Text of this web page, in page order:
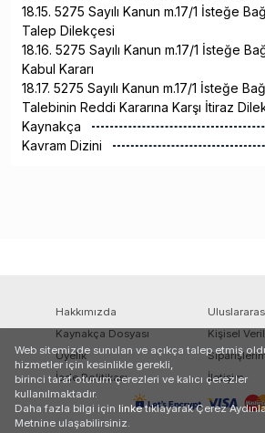
18.15. 5275 Sayılı Kanun m.17/1 İsteğe
Talep Dilekçesi
18.16. 5275 Sayılı Kanun m.17/1 İsteğe
Kabul Kararı
18.17. 5275 Sayılı Kanun m.17/1 İsteğe
Talebinin Reddi Kararına Karşı İtiraz
Kaynakça
Kavram Dizini
Hakkımızda
Kaynakça Dosyası
Kişisel
Üyelik
İade Politikası
İletişim
Web sitemizde sunulan ve açıkça talep etmiş
hizmetler için kesinlikle gerekli,
birinci taraf oturum çerezleri ve kalıcı çerezler
kullanılmaktadır.
Daha fazla bilgi için linke tıklayarak Çerez
Metnine ulaşabilirsiniz.